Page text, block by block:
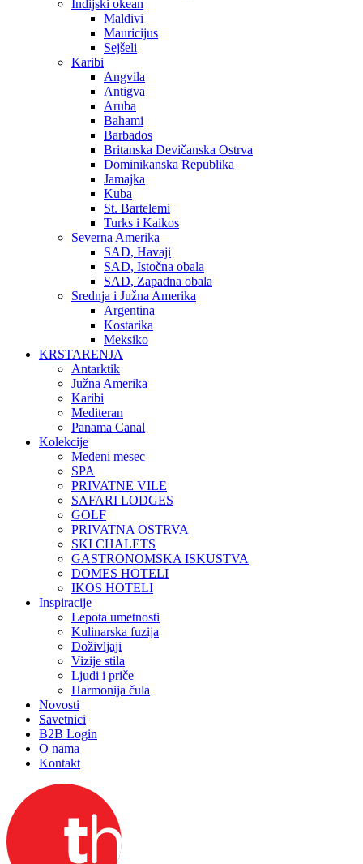
Indijski okean
Maldivi
Mauricijus
Sejšeli
Karibi
Angvila
Antigva
Aruba
Bahami
Barbados
Britanska Devičanska Ostrva
Dominikanska Republika
Jamajka
Kuba
St. Bartelemi
Turks i Kaikos
Severna Amerika
SAD, Havaji
SAD, Istočna obala
SAD, Zapadna obala
Srednja i Južna Amerika
Argentina
Kostarika
Meksiko
KRSTARENJA
Antarktik
Južna Amerika
Karibi
Mediteran
Panama Canal
Kolekcije
Medeni mesec
SPA
PRIVATNE VILE
SAFARI LODGES
GOLF
PRIVATNA OSTRVA
SKI CHALETS
GASTRONOMSKA ISKUSTVA
DOMES HOTELI
IKOS HOTELI
Inspiracije
Lepota umetnosti
Kulinarska fuzija
Doživljaji
Vizije stila
Ljudi i priče
Harmonija čula
Novosti
Savetnici
B2B Login
O nama
Kontakt